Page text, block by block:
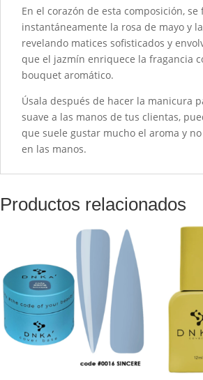
En el corazón de esta composición, se
instantáneamente la rosa de mayo y
revelando matices sofisticados y
que el jazmín enriquece la fragancia
bouquet aromático.
Úsala después de hacer la manicura
suave a las manos de tus clientas,
que suele gustar mucho el aroma y
en las manos.
Productos relacionados